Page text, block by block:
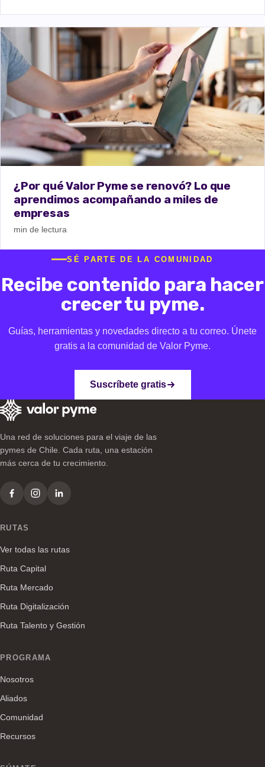
¿Por qué Valor Pyme se renovó? Lo que
aprendimos acompañando a miles de
empresas
min de lectura
SÉ PARTE DE LA COMUNIDAD
Recibe contenido para hacer
crecer tu pyme.
Guías, herramientas y novedades directo a tu correo. Únete
gratis a la comunidad de Valor Pyme.
Suscríbete gratis
Una red de soluciones para el viaje de las
pymes de Chile. Cada ruta, una estación
más cerca de tu crecimiento.
RUTAS
Ver todas las rutas
Ruta Capital
Ruta Mercado
Ruta Digitalización
Ruta Talento y Gestión
PROGRAMA
Nosotros
Aliados
Comunidad
Recursos